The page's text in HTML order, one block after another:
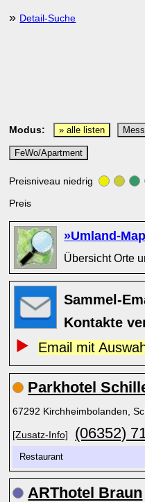
» Detail-Suche
Modus: » alle listen
FeWo/Apartment
Preisniveau niedrig
Preis
»Umland-Map
Übersicht Orte
Sammel-
Kontakte
Email mit
Parkhotel
67292 Kirchheimbolanden,
[Zusatz-Info] (06352)
Restaurant
ARThotel Braun